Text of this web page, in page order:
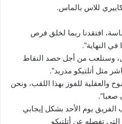
للاس بالماس.
افتقدنا ربما لخلق فرص
وسنلعب من أجل حصد النقاط
مثل أتلتيكو مدريد”.
والعقلية للفوز بهذا اللقب، ونحن
صعبا”.
يوم الأحد بشكل إيجابي
تفصله عن أتلتيكو